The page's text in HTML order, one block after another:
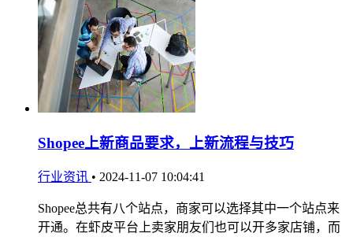
Shopee上新商品要求，上新流程与技巧
行业资讯 • 2024-11-07 10:04:41
Shopee总共有八个站点，商家可以选择其中一个站点来
开通。在虾皮平台上卖家朋友们也可以开多家店铺，而